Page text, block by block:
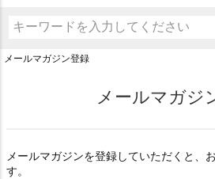
メールマガジン登録
メールマガジ
メールマガジンを登録していただくと、
す。